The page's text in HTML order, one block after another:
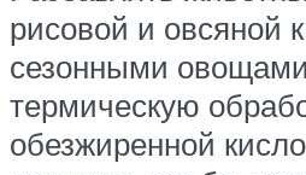
рисовой и овсяной
сезонными
термическую
обезжиренной